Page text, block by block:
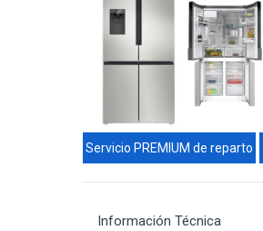
Servicio PREMIUM de reparto
Información Técnica